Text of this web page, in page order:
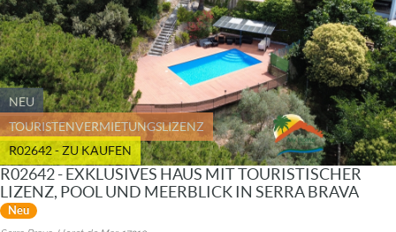
NEU
TOURISTENVERMIETUNGSLIZENZ
R02642 - ZU KAUFEN
R02642 - EXKLUSIVES HAUS MIT TOURISTISCHER
LIZENZ, POOL UND MEERBLICK IN SERRA BRAVA
Neu